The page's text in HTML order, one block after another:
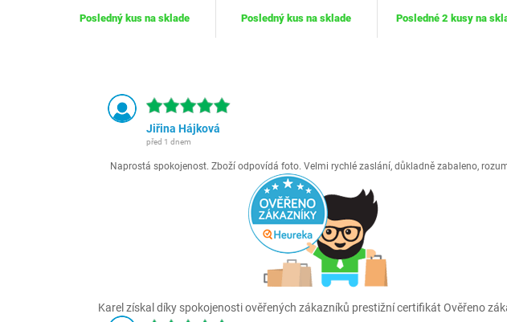
Posledný kus na sklade Posledný kus na sklade Posledné 2 kusy na
Jiřina Hájková
před 1 dnem
Naprostá spokojenost. Zboží odpovídá foto. Velmi rychlé zaslání, důkladně zabaleno,
Karel získal díky spokojenosti ověřených zákazníků prestižní certifikát Ověřeno